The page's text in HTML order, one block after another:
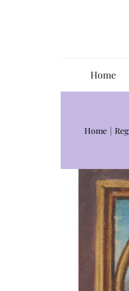
Home
Home